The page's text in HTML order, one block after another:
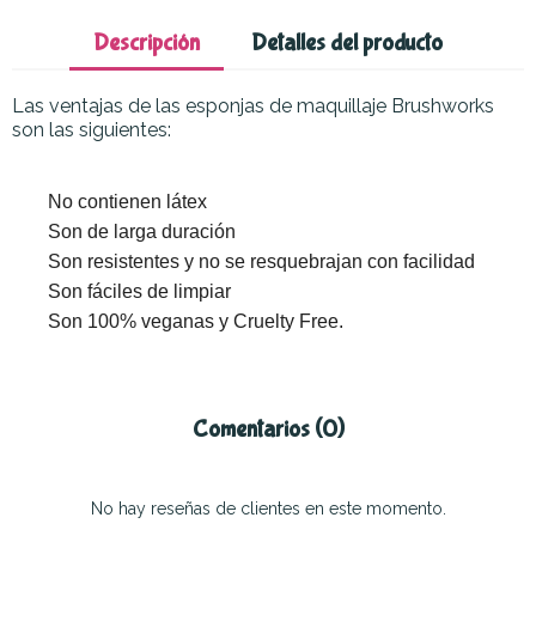
Descripción Detalles del producto
Las ventajas de las esponjas de maquillaje Brushworks
son las siguientes:
No contienen látex
Son de larga duración
Son resistentes y no se resquebrajan con facilidad
Son fáciles de limpiar
Son 100% veganas y Cruelty Free.
Comentarios (0)
No hay reseñas de clientes en este momento.